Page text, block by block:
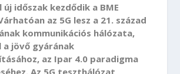
új időszak kezdődik a BME
az 5G lesz a 21. század
kommunikációs hálózata,
a jövő gyárának
az Ipar 4.0 paradigma
Az 5G teszthálózat